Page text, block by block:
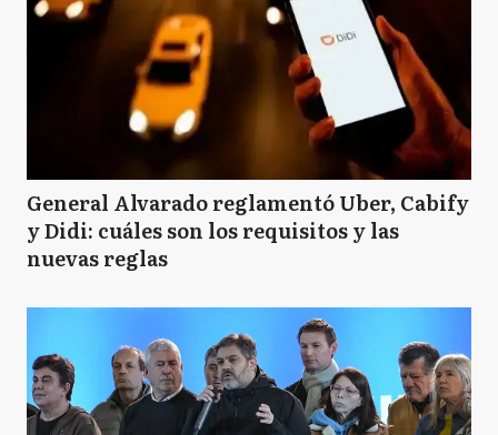
General Alvarado reglamentó Uber, Cabify
y Didi: cuáles son los requisitos y las
nuevas reglas